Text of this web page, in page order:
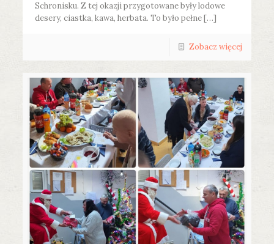
Schronisku. Z tej okazji przygotowane były lodowe
desery, ciastka, kawa, herbata. To było pełne […]
Zobacz więcej